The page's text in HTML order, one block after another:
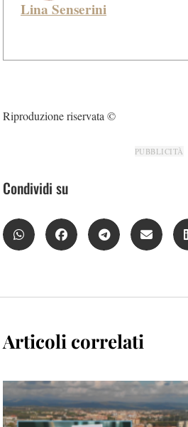
Lina Senserini
Riproduzione riservata ©
PUBBLICITÀ
Condividi su
Articoli correlati